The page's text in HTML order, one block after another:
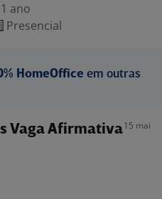
ano
Presencial
HomeOffice em outras
Vaga Afirmativa15 mai